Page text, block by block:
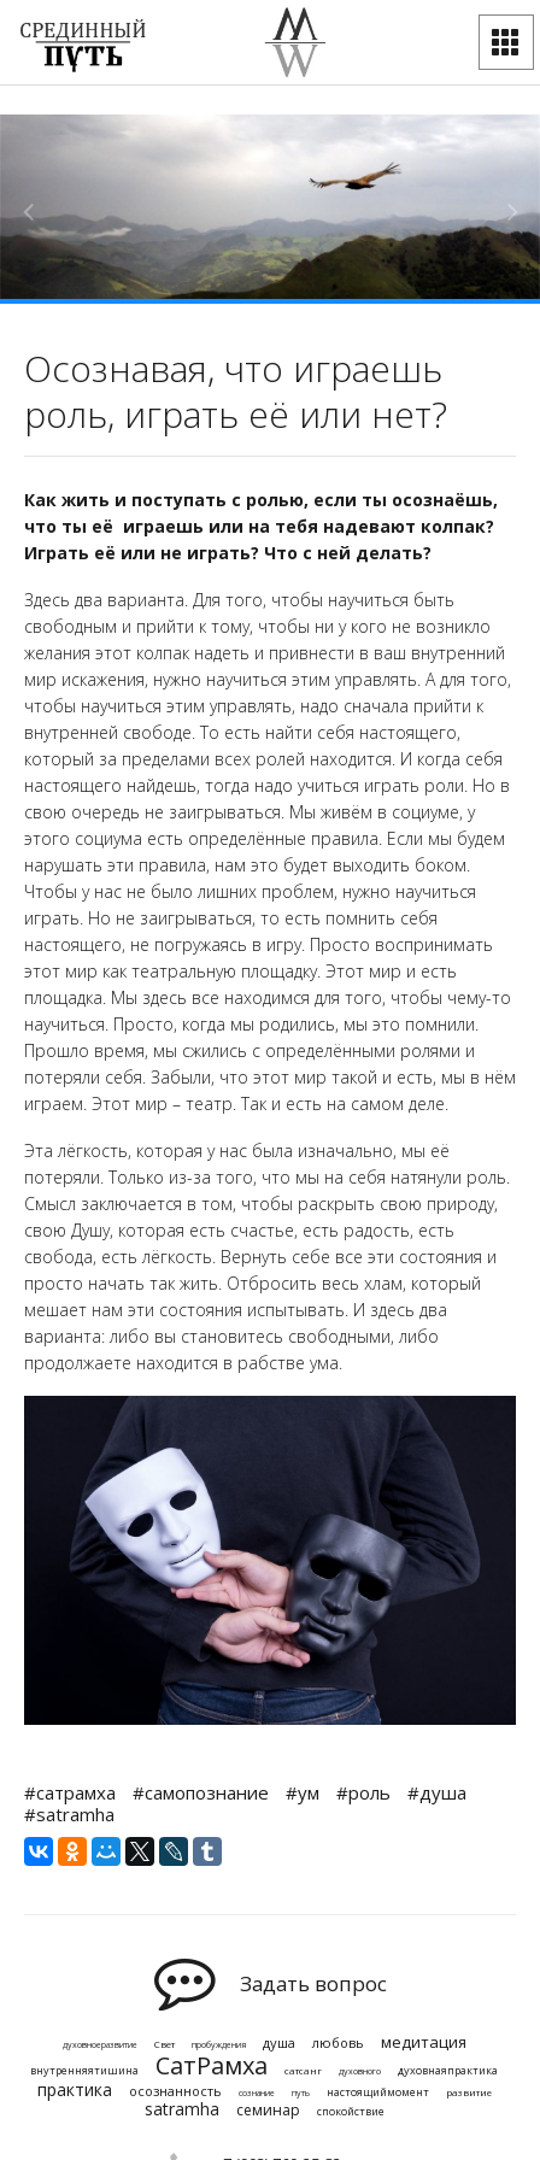
Осознавая, что играешь
роль, играть её или нет?
Как жить и поступать с ролью, если ты осознаёшь,
что ты её играешь или на тебя надевают колпак?
Играть её или не играть? Что с ней делать?
Здесь два варианта. Для того, чтобы научиться быть
свободным и прийти к тому, чтобы ни у кого не возникло
желания этот колпак надеть и привнести в ваш внутренний
мир искажения, нужно научиться этим управлять. А для того,
чтобы научиться этим управлять, надо сначала прийти к
внутренней свободе. То есть найти себя настоящего,
который за пределами всех ролей находится. И когда себя
настоящего найдешь, тогда надо учиться играть роли. Но в
свою очередь не заигрываться. Мы живём в социуме, у
этого социума есть определённые правила. Если мы будем
нарушать эти правила, нам это будет выходить боком.
Чтобы у нас не было лишних проблем, нужно научиться
играть. Но не заигрываться, то есть помнить себя
настоящего, не погружаясь в игру. Просто воспринимать
этот мир как театральную площадку. Этот мир и есть
площадка. Мы здесь все находимся для того, чтобы чему-то
научиться. Просто, когда мы родились, мы это помнили.
Прошло время, мы сжились с определёнными ролями и
потеряли себя. Забыли, что этот мир такой и есть, мы в нём
играем. Этот мир – театр. Так и есть на самом деле.
Эта лёгкость, которая у нас была изначально, мы её
потеряли. Только из-за того, что мы на себя натянули роль.
Смысл заключается в том, чтобы раскрыть свою природу,
свою Душу, которая есть счастье, есть радость, есть
свобода, есть лёгкость. Вернуть себе все эти состояния и
просто начать так жить. Отбросить весь хлам, который
мешает нам эти состояния испытывать. И здесь два
варианта: либо вы становитесь свободными, либо
продолжаете находится в рабстве ума.
#сатрамха #самопознание #ум #роль
#душа
#satramha
Задать вопрос
духовноеразвитие Свет пробуждения душа любовь медитация
внутренняятишина СатРамха сатсанг духовного духовнаяпрактика
практика осознанность сознание путь настоящиймомент развитие
satramha семинар спокойствие